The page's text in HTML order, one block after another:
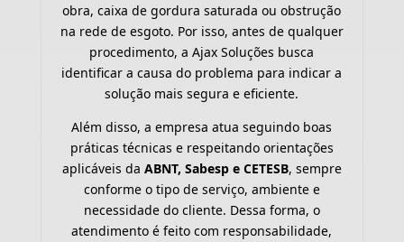
obra, caixa de gordura saturada ou obstrução
na rede de esgoto. Por isso, antes de qualquer
procedimento, a Ajax Soluções busca
identificar a causa do problema para indicar a
solução mais segura e eficiente.
Além disso, a empresa atua seguindo boas
práticas técnicas e respeitando orientações
aplicáveis da ABNT, Sabesp e CETESB, sempre
conforme o tipo de serviço, ambiente e
necessidade do cliente. Dessa forma, o
atendimento é feito com responsabilidade,